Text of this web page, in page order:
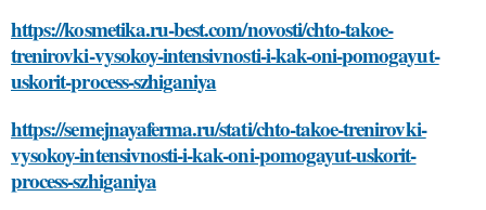
https://kosmetika.ru-best.com/novosti/chto-takoe-
trenirovki-vysokoy-intensivnosti-i-kak-oni-pomogayut-
uskorit-process-szhiganiya
https://semejnayaferma.ru/stati/chto-takoe-trenirovki-
vysokoy-intensivnosti-i-kak-oni-pomogayut-uskorit-
process-szhiganiya